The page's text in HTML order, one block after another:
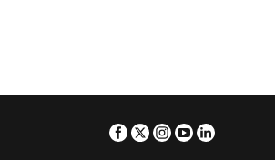
Facebook
TwitterInstagram
Youtube